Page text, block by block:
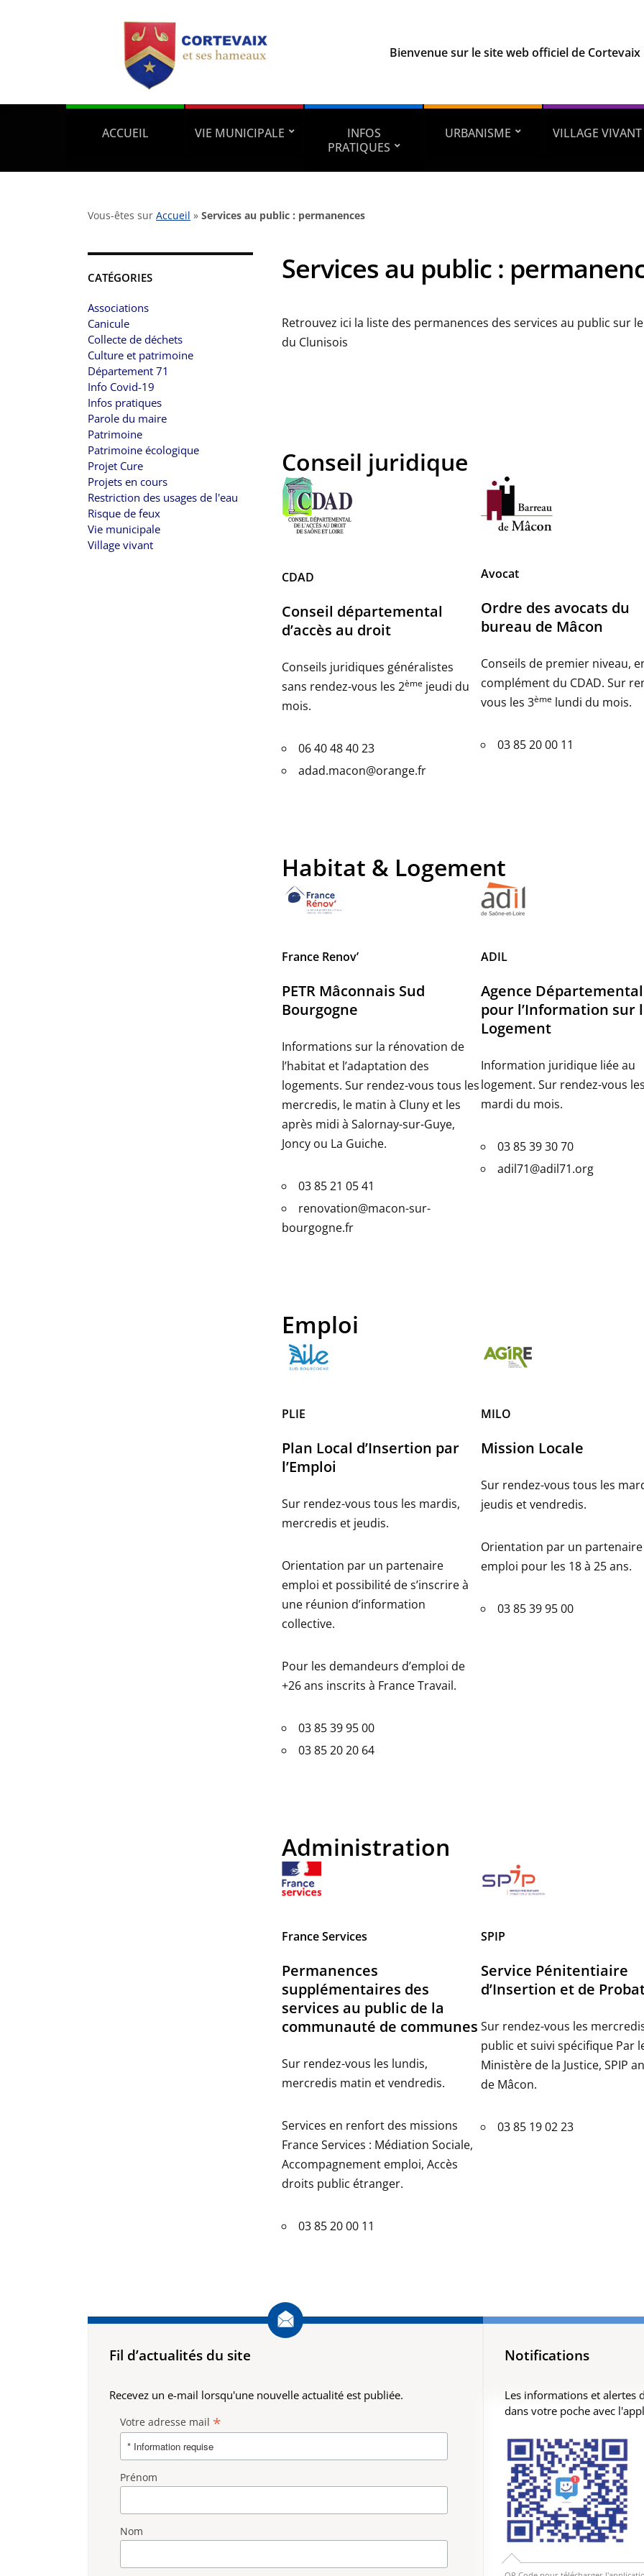
Bienvenue sur le site web officiel de Cortevaix
ACCUEIL VIE MUNICIPALE
INFOS
PRATIQUES
URBANISME VILLAGE VIVANT
Vous-êtes sur Accueil » Services au public : permanences
CATÉGORIES
Associations
Canicule
Collecte de déchets
Culture et patrimoine
Département 71
Info Covid-19
Infos pratiques
Parole du maire
Patrimoine
Patrimoine écologique
Projet Cure
Projets en cours
Restriction des usages de l'eau
Risque de feux
Vie municipale
Village vivant
Services au public :
Retrouvez ici la liste des permanences des services au public sur
du Clunisois
Conseil juridique
CDAD
Conseil départemental
d’accès au droit
Conseils juridiques généralistes
sans rendez-vous les 2ème jeudi du
mois.
06 40 48 40 23
adad.macon@orange.fr
Avocat
Ordre des avocats du
bureau de Mâcon
Conseils de premier niveau,
complément du CDAD. Sur
vous les 3ème lundi du mois.
03 85 20 00 11
Habitat & Logement
France Renov’
PETR Mâconnais Sud
Bourgogne
Informations sur la rénovation de
l’habitat et l’adaptation des
logements. Sur rendez-vous tous les
mercredis, le matin à Cluny et les
après midi à Salornay-sur-Guye,
Joncy ou La Guiche.
03 85 21 05 41
renovation@macon-sur-
bourgogne.fr
ADIL
Agence
pour l’Information sur
Logement
Information juridique liée au
logement. Sur rendez-vous
mardi du mois.
03 85 39 30 70
adil71@adil71.org
Emploi
PLIE
Plan Local d’Insertion par
l’Emploi
Sur rendez-vous tous les mardis,
mercredis et jeudis.
Orientation par un partenaire
emploi et possibilité de s’inscrire à
une réunion d’information
collective.
Pour les demandeurs d’emploi de
+26 ans inscrits à France Travail.
03 85 39 95 00
03 85 20 20 64
MILO
Mission Locale
Sur rendez-vous tous les
jeudis et vendredis.
Orientation par un partenaire
emploi pour les 18 à 25 ans.
03 85 39 95 00
Administration
France Services
Permanences
supplémentaires des
services au public de la
communauté de communes
Sur rendez-vous les lundis,
mercredis matin et vendredis.
Services en renfort des missions
France Services : Médiation Sociale,
Accompagnement emploi, Accès
droits public étranger.
03 85 20 00 11
SPIP
Service Pénitentiaire
d’Insertion et de
Sur rendez-vous les
public et suivi spécifique Par
Ministère de la Justice, SPIP
de Mâcon.
03 85 19 02 23
Fil d’actualités du site
Recevez un e-mail lorsqu'une nouvelle actualité est publiée.
Votre adresse mail *
Prénom
Nom
Notifications
Les informations et alertes
dans votre poche avec